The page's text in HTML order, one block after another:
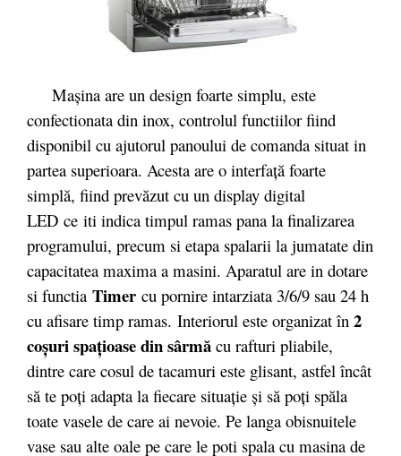
Mașina are un design foarte simplu, este
confectionata din inox, controlul functiilor fiind
disponibil cu ajutorul panoului de comanda situat in
partea superioara. Acesta are o interfață foarte
simplă, fiind prevăzut cu un display digital
LED ce iti indica timpul ramas pana la finalizarea
programului, precum si etapa spalarii la jumatate din
capacitatea maxima a masini. Aparatul are in dotare
si functia Timer cu pornire intarziata 3/6/9 sau 24 h
cu afisare timp ramas. Interiorul este organizat în 2
coșuri spațioase din sârmă cu rafturi pliabile,
dintre care cosul de tacamuri este glisant, astfel încât
să te poți adapta la fiecare situație și să poți spăla
toate vasele de care ai nevoie. Pe langa obisnuitele
vase sau alte oale pe care le poti spala cu masina de